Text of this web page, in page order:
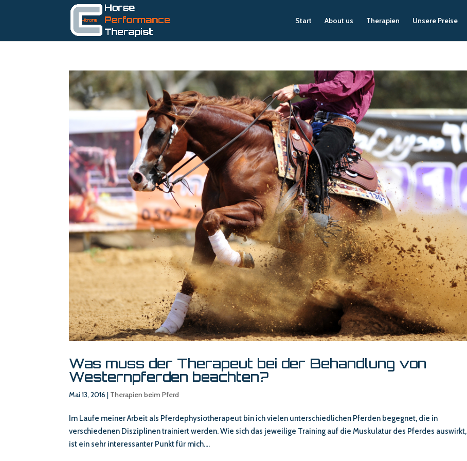
Start About us Therapien Unsere Preise
Was muss der Therapeut bei der Behandlung von
Westernpferden beachten?
Mai 13, 2016 | Therapien beim Pferd
Im Laufe meiner Arbeit als Pferdephysiotherapeut bin ich vielen unterschiedlichen Pferden begegnet, die in
verschiedenen Disziplinen trainiert werden. Wie sich das jeweilige Training auf die Muskulatur des Pferdes auswirkt,
ist ein sehr interessanter Punkt für mich....